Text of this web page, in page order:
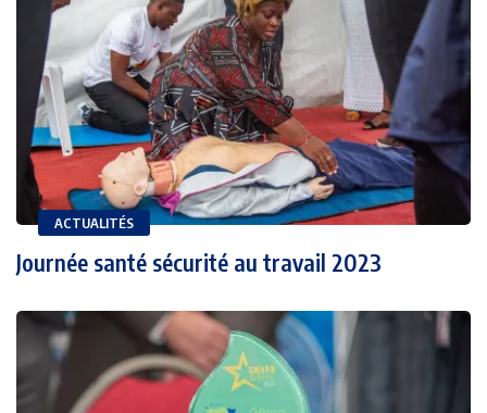
ACTUALITÉS
Journée santé sécurité au travail 2023